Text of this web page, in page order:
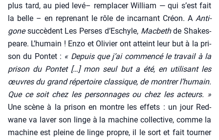
plus tard, au pied levé– rem­pla­cer William — qui s’est fait
la belle – en repre­nant le rôle de incar­nant Créon. A Anti­
gonesuc­cèdent Les Perses d’Eschyle, Mac­bethde Sha­kes­
peare. L’humain ! Enzo et Oli­vier ont atteint leur but à la pri­
son du Pontet : « Depuis que j’ai com­men­cé le tra­vail à la
pri­son du Pontet […] mon seul but a été, en uti­li­sant les
œuvres du grand réper­toire clas­sique, de mon­trer l’humain.
Que ce soit chez les per­son­nages ou chez les acteurs. »
Une scène à la pri­son en montre les effets : un jour Red­
wane va laver son linge à la machine col­lec­tive, comme la
machine est pleine de linge propre, il le sort et fait tour­ner